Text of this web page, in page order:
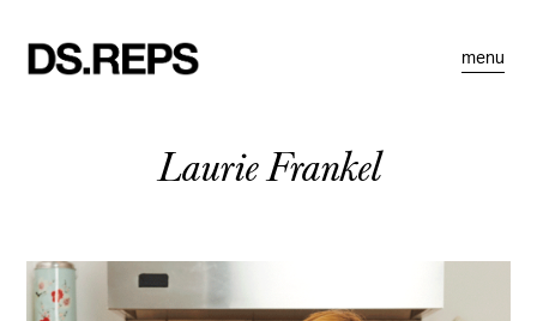
menu
Laurie Frankel